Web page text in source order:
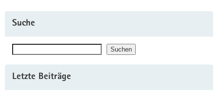
Suche
Suchen
Letzte Beiträge